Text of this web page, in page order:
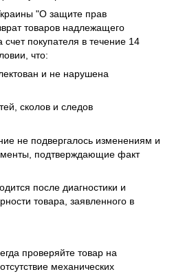
"О защите прав
товаров надлежащего
счет покупателя в течение 14
что:
и не нарушена
сколов и следов
не подвергалось изменениям и
подтверждающие факт
после диагностики и
товара, заявленного в
проверяйте товар на
механических